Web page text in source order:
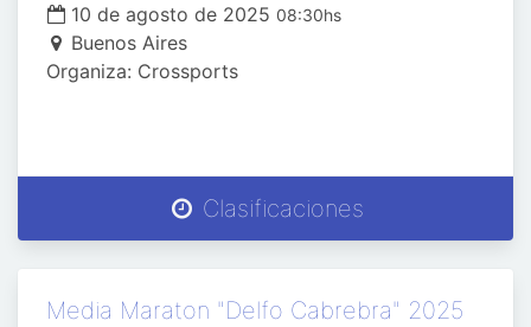
10 de agosto de 2025 08:30hs
Buenos Aires
Organiza: Crossports
Clasificaciones
Media Maraton "Delfo Cabrebra" 2025